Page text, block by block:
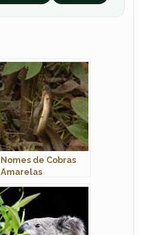
Nomes de Cobras
Amarelas